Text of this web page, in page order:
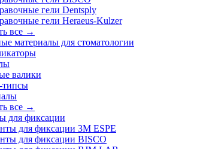
гели Dentsply
гели Heraeus-Kulzer
все →
материалы для стоматологии
валики
типсы
все →
для фиксации
для фиксации 3M ESPE
для фиксации BISCO